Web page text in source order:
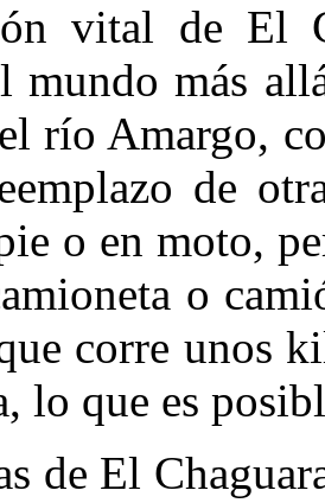
vital de El
mundo más
río Amargo,
de
o en moto,
o
corre unos
lo que es
de El